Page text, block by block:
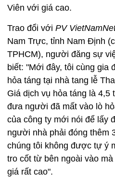
Viên với giá cao.
Trao đổi với PV
Nam Trực, tỉnh Nam Định
TPHCM), người đăng sự
biết: "Mới đây, tôi cùng gia
hỏa táng tại nhà tang lễ
Giá dịch vụ hỏa táng là 4,5
đưa người đã mất vào lò
của công ty mới nói để lấy
người nhà phải đóng thêm
chúng tôi không được tự ý
tro cốt từ bên ngoài vào
giá rất cao".